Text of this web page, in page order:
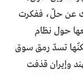
عن حلّ، ففكرت
حول نظام
لكنّها تسدّ رمق سوق
وإيران قذفت